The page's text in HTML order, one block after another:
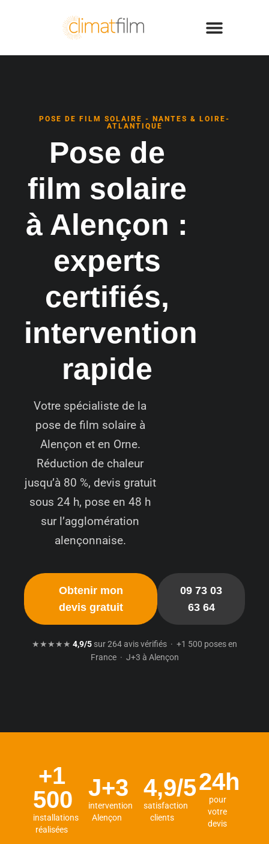
POSE DE FILM SOLAIRE - NANTES & LOIRE-
ATLANTIQUE
Pose de
film solaire
à Alençon :
experts
certifiés,
intervention
rapide
Votre spécialiste de la
pose de film solaire à
Alençon et en Orne.
Réduction de chaleur
jusqu’à 80 %, devis gratuit
sous 24 h, pose en 48 h
sur l’agglomération
alençonnaise.
Obtenir mon
devis gratuit
09 73 03
63 64
★★★★★ 4,9/5 sur 264 avis vérifiés · +1 500 poses en
France · J+3 à Alençon
+1
500
installations
réalisées
J+3
intervention
Alençon
4,9/5
satisfaction
clients
24h
pour
votre
devis